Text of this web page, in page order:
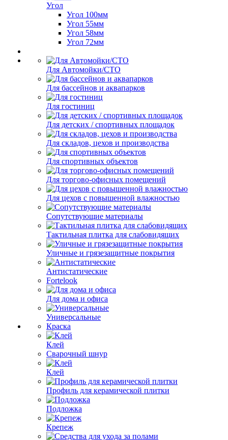
Угол
Угол 100мм
Угол 55мм
Угол 58мм
Угол 72мм
Для Автомойки/СТО
Для бассейнов и аквапарков
Для гостиниц
Для детских / спортивных площадок
Для складов, цехов и производства
Для спортивных объектов
Для торгово-офисных помещений
Для цехов с повышенной влажностью
Сопутствующие материалы
Тактильная плитка для слабовидящих
Уличные и грязезащитные покрытия
Антистатические
Fortelook
Для дома и офиса
Универсальные
Краска
Клей
Сварочный шнур
Клей
Профиль для керамической плитки
Подложка
Крепеж